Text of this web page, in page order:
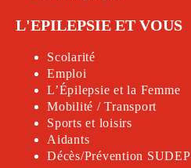
L'EPILEPSIE ET VOUS
Scolarité
Emploi
L’Épilepsie et la Femme
Mobilité / Transport
Sports et loisirs
Aidants
Décès/Prévention SUDEP